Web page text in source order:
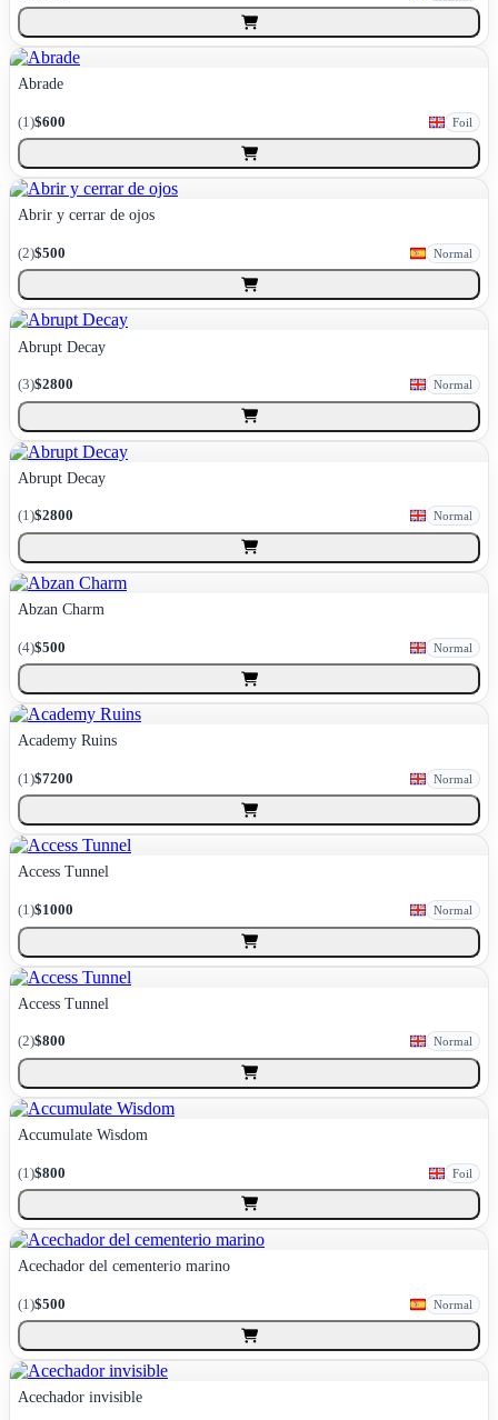
Abrade
(1)$600 Foil
Abrir y cerrar de ojos
(2)$500 Normal
Abrupt Decay
(3)$2800 Normal
Abrupt Decay
(1)$2800 Normal
Abzan Charm
(4)$500 Normal
Academy Ruins
(1)$7200 Normal
Access Tunnel
(1)$1000 Normal
Access Tunnel
(2)$800 Normal
Accumulate Wisdom
(1)$800 Foil
Acechador del cementerio marino
(1)$500 Normal
Acechador invisible